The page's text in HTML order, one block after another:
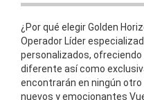
¿Por qué elegir Golden
Operador Líder
personalizados,
diferente así como
encontrarán en ningún
nuevos y emocionantes